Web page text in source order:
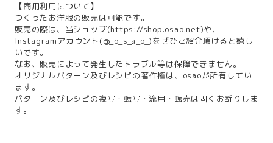
【商用利用について】
つくったお洋服の販売は可能です。
販売の際は、当ショップ(https://shop.osao.net)や、
Instagramアカウント(@_o_s_a_o_)をぜひご紹介頂けると嬉し
いです。
なお、販売によって発生したトラブル等は保障できません。
オリジナルパターン及びレシピの著作権は、osaoが所有してい
ます。
パターン及びレシピの複写・転写・流用・転売は固くお断りしま
す。